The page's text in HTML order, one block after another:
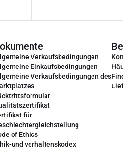
Verkaufsbedingungen
Einkaufsbedingungen
Verkaufsbedingungen des
für
of Ethics
und verhaltenskodex